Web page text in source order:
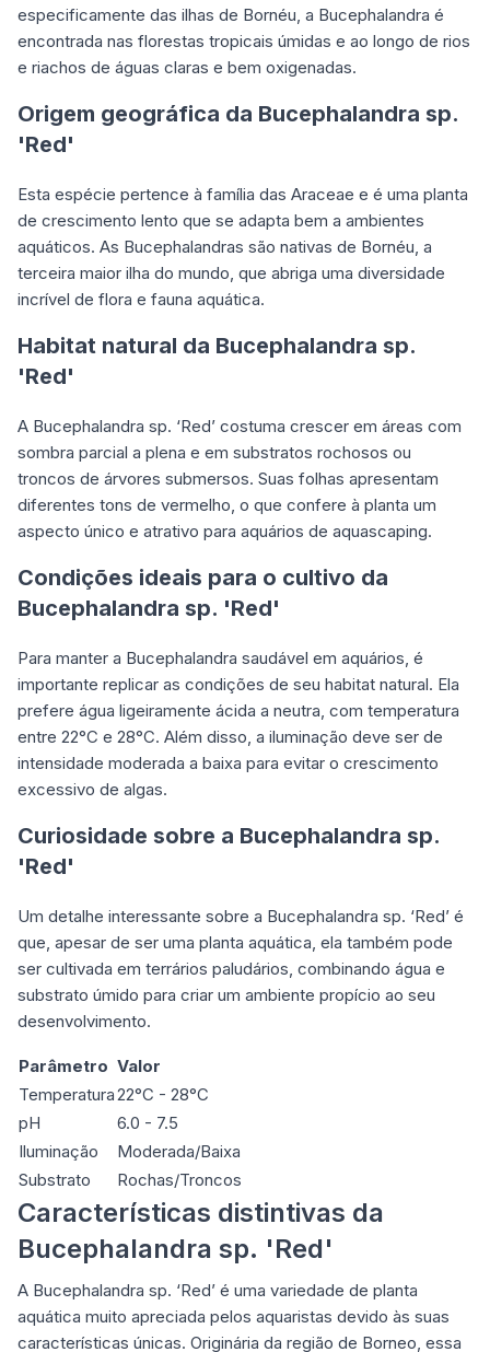
especificamente das ilhas de Bornéu, a Bucephalandra é
encontrada nas florestas tropicais úmidas e ao longo de rios
e riachos de águas claras e bem oxigenadas.
Origem geográfica da Bucephalandra sp.
'Red'
Esta espécie pertence à família das Araceae e é uma planta
de crescimento lento que se adapta bem a ambientes
aquáticos. As Bucephalandras são nativas de Bornéu, a
terceira maior ilha do mundo, que abriga uma diversidade
incrível de flora e fauna aquática.
Habitat natural da Bucephalandra sp.
'Red'
A Bucephalandra sp. ‘Red’ costuma crescer em áreas com
sombra parcial a plena e em substratos rochosos ou
troncos de árvores submersos. Suas folhas apresentam
diferentes tons de vermelho, o que confere à planta um
aspecto único e atrativo para aquários de aquascaping.
Condições ideais para o cultivo da
Bucephalandra sp. 'Red'
Para manter a Bucephalandra saudável em aquários, é
importante replicar as condições de seu habitat natural. Ela
prefere água ligeiramente ácida a neutra, com temperatura
entre 22°C e 28°C. Além disso, a iluminação deve ser de
intensidade moderada a baixa para evitar o crescimento
excessivo de algas.
Curiosidade sobre a Bucephalandra sp.
'Red'
Um detalhe interessante sobre a Bucephalandra sp. ‘Red’ é
que, apesar de ser uma planta aquática, ela também pode
ser cultivada em terrários paludários, combinando água e
substrato úmido para criar um ambiente propício ao seu
desenvolvimento.
Parâmetro Valor
Temperatura22°C - 28°C
pH
6.0 - 7.5
Iluminação
Moderada/Baixa
Substrato
Rochas/Troncos
Características distintivas da
Bucephalandra sp. 'Red'
A Bucephalandra sp. ‘Red’ é uma variedade de planta
aquática muito apreciada pelos aquaristas devido às suas
características únicas. Originária da região de Borneo, essa